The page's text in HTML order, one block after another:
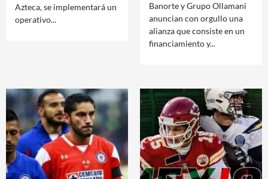
Azteca, se implementará un
operativo...
Banorte y Grupo Ollamani
anuncian con orgullo una
alianza que consiste en un
financiamiento y...